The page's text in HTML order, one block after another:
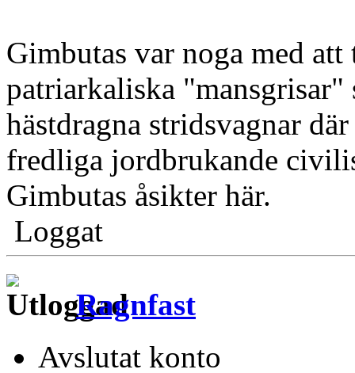
Gimbutas var noga med
patriarkaliska "mansgrisar"
hästdragna stridsvagnar
fredliga jordbrukande
Gimbutas åsikter här.
Loggat
Ragnfast
Avslutat konto